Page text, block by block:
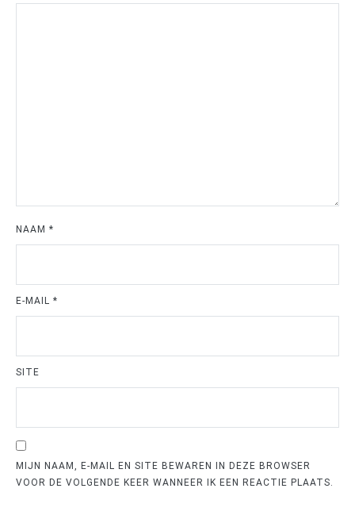
NAAM *
E-MAIL *
SITE
MIJN NAAM, E-MAIL EN SITE BEWAREN IN DEZE BROWSER
VOOR DE VOLGENDE KEER WANNEER IK EEN REACTIE PLAATS.